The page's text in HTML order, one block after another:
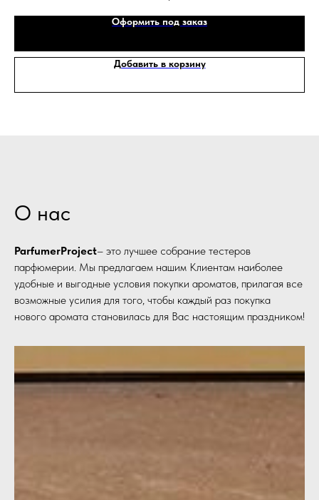
Оформить под заказ
Добавить в корзину
О нас
ParfumerProject– это лучшее собрание тестеров
парфюмерии. Мы предлагаем нашим Клиентам наиболее
удобные и выгодные условия покупки ароматов, прилагая все
возможные усилия для того, чтобы каждый раз покупка
нового аромата становилась для Вас настоящим праздником!